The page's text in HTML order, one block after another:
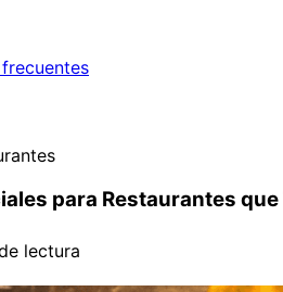
para Restaurantes
lectura